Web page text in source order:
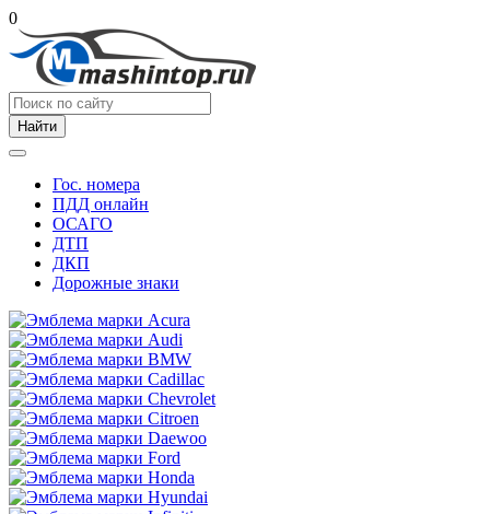
0
Найти
Гос. номера
ПДД онлайн
ОСАГО
ДТП
ДКП
Дорожные знаки